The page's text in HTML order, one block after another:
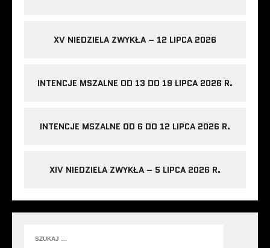
XV NIEDZIELA ZWYKŁA – 12 LIPCA 2026
INTENCJE MSZALNE OD 13 DO 19 LIPCA 2026 R.
INTENCJE MSZALNE OD 6 DO 12 LIPCA 2026 R.
XIV NIEDZIELA ZWYKŁA – 5 LIPCA 2026 R.